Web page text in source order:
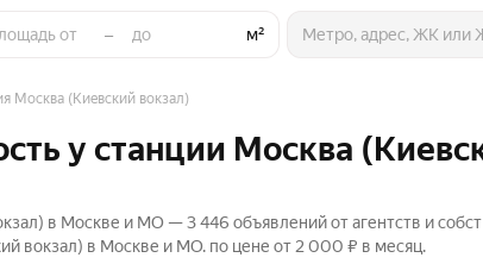
– м²
Москва (Киевский вокзал)
у станции Москва
в Москве и МО — 3 446 объявлений от агентств и
вокзал) в Москве и МО. по цене от 2 000 ₽ в месяц.